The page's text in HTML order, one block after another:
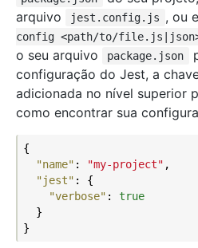
arquivo
jest.config.js , ou
config <path/to/
o seu arquivo
package.json
configuração do Jest, a
adicionada no nível superior
como encontrar sua
{
"name" : "my-project" ,
"jest" : {
"verbose" : true
  }